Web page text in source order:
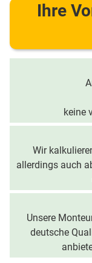
Ihre
keine
Wir
allerdings auch
Unsere
deutsche